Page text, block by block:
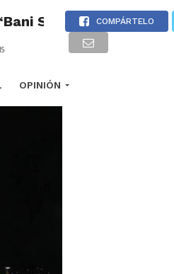
OPINIÓN
Stui Gulal”COMPÁRTELO